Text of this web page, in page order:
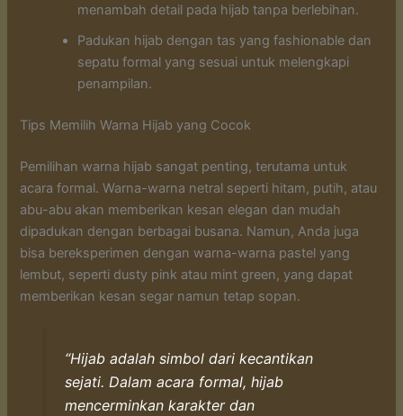
menambah detail pada hijab tanpa berlebihan.
Padukan hijab dengan tas yang fashionable dan
sepatu formal yang sesuai untuk melengkapi
penampilan.
Tips Memilih Warna Hijab yang Cocok
Pemilihan warna hijab sangat penting, terutama untuk
acara formal. Warna-warna netral seperti hitam, putih, atau
abu-abu akan memberikan kesan elegan dan mudah
dipadukan dengan berbagai busana. Namun, Anda juga
bisa bereksperimen dengan warna-warna pastel yang
lembut, seperti dusty pink atau mint green, yang dapat
memberikan kesan segar namun tetap sopan.
“Hijab adalah simbol dari kecantikan
sejati. Dalam acara formal, hijab
mencerminkan karakter dan